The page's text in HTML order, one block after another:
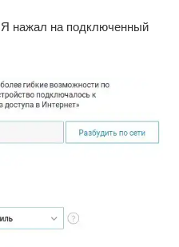
нажал на подключенный